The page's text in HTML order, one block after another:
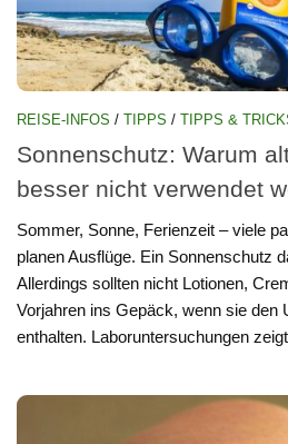
REISE-INFOS / TIPPS / TIPPS &
Sonnenschutz: Warum
besser nicht verwendet
Sommer, Sonne, Ferienzeit – viele
planen Ausflüge. Ein Sonnenschutz
Allerdings sollten nicht Lotionen,
Vorjahren ins Gepäck, wenn sie den
enthalten. Laboruntersuchungen